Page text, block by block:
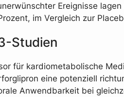
Ereignisse
im Vergleich zur
Studien
für kardiometabolische
eine potenziell
Anwendbarkeit bei